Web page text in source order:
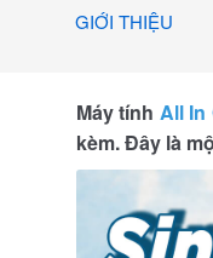
GIỚI THIỆU
Máy tính All In
kèm. Đây là